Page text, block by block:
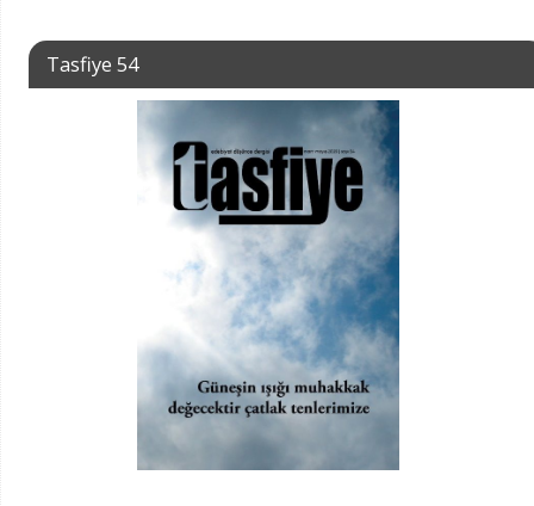
Tasfiye 54